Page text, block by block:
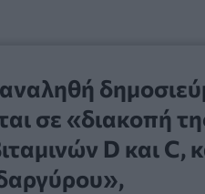
σε «διακοπή
D και C,